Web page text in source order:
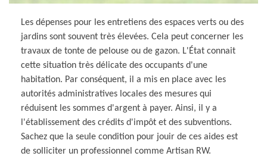
Les dépenses pour les entretiens des espaces verts ou des
jardins sont souvent très élevées. Cela peut concerner les
travaux de tonte de pelouse ou de gazon. L'État connait
cette situation très délicate des occupants d'une
habitation. Par conséquent, il a mis en place avec les
autorités administratives locales des mesures qui
réduisent les sommes d'argent à payer. Ainsi, il y a
l'établissement des crédits d'impôt et des subventions.
Sachez que la seule condition pour jouir de ces aides est
de solliciter un professionnel comme Artisan RW.